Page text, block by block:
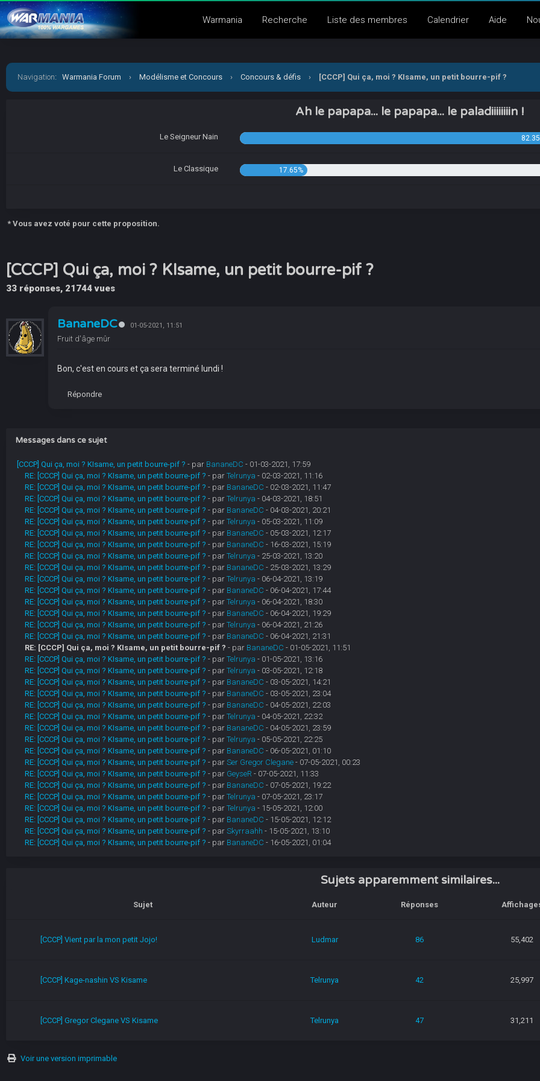
Warmania Recherche Liste des membres Calendrier Aide
Navigation: Warmania Forum › Modélisme et Concours › Concours & défis › [CCCP] Qui ça, moi ? KIsame, un petit bourre-pif ?
Ah le papapa... le papapa... le paladiiiiiiiin !
Le Seigneur Nain
Le Classique 17.65%
* Vous avez voté pour cette proposition.
[CCCP] Qui ça, moi ? KIsame, un petit bourre-pif ?
33 réponses, 21744 vues
BananeDC 01-05-2021, 11:51
Fruit d'âge mûr
Bon, c'est en cours et ça sera terminé lundi !
Répondre
Messages dans ce sujet
[CCCP] Qui ça, moi ? KIsame, un petit bourre-pif ? - par BananeDC - 01-03-2021, 17:59
RE: [CCCP] Qui ça, moi ? KIsame, un petit bourre-pif ? - par Telrunya - 02-03-2021, 11:16
RE: [CCCP] Qui ça, moi ? KIsame, un petit bourre-pif ? - par BananeDC - 02-03-2021, 11:47
RE: [CCCP] Qui ça, moi ? KIsame, un petit bourre-pif ? - par Telrunya - 04-03-2021, 18:51
RE: [CCCP] Qui ça, moi ? KIsame, un petit bourre-pif ? - par BananeDC - 04-03-2021, 20:21
RE: [CCCP] Qui ça, moi ? KIsame, un petit bourre-pif ? - par Telrunya - 05-03-2021, 11:09
RE: [CCCP] Qui ça, moi ? KIsame, un petit bourre-pif ? - par BananeDC - 05-03-2021, 12:17
RE: [CCCP] Qui ça, moi ? KIsame, un petit bourre-pif ? - par BananeDC - 16-03-2021, 15:19
RE: [CCCP] Qui ça, moi ? KIsame, un petit bourre-pif ? - par Telrunya - 25-03-2021, 13:20
RE: [CCCP] Qui ça, moi ? KIsame, un petit bourre-pif ? - par BananeDC - 25-03-2021, 13:29
RE: [CCCP] Qui ça, moi ? KIsame, un petit bourre-pif ? - par Telrunya - 06-04-2021, 13:19
RE: [CCCP] Qui ça, moi ? KIsame, un petit bourre-pif ? - par BananeDC - 06-04-2021, 17:44
RE: [CCCP] Qui ça, moi ? KIsame, un petit bourre-pif ? - par Telrunya - 06-04-2021, 18:30
RE: [CCCP] Qui ça, moi ? KIsame, un petit bourre-pif ? - par BananeDC - 06-04-2021, 19:29
RE: [CCCP] Qui ça, moi ? KIsame, un petit bourre-pif ? - par Telrunya - 06-04-2021, 21:26
RE: [CCCP] Qui ça, moi ? KIsame, un petit bourre-pif ? - par BananeDC - 06-04-2021, 21:31
RE: [CCCP] Qui ça, moi ? KIsame, un petit bourre-pif ? - par BananeDC - 01-05-2021, 11:51
RE: [CCCP] Qui ça, moi ? KIsame, un petit bourre-pif ? - par Telrunya - 01-05-2021, 13:16
RE: [CCCP] Qui ça, moi ? KIsame, un petit bourre-pif ? - par Telrunya - 03-05-2021, 12:18
RE: [CCCP] Qui ça, moi ? KIsame, un petit bourre-pif ? - par BananeDC - 03-05-2021, 14:21
RE: [CCCP] Qui ça, moi ? KIsame, un petit bourre-pif ? - par BananeDC - 03-05-2021, 23:04
RE: [CCCP] Qui ça, moi ? KIsame, un petit bourre-pif ? - par BananeDC - 04-05-2021, 22:03
RE: [CCCP] Qui ça, moi ? KIsame, un petit bourre-pif ? - par Telrunya - 04-05-2021, 22:32
RE: [CCCP] Qui ça, moi ? KIsame, un petit bourre-pif ? - par BananeDC - 04-05-2021, 23:59
RE: [CCCP] Qui ça, moi ? KIsame, un petit bourre-pif ? - par Telrunya - 05-05-2021, 22:25
RE: [CCCP] Qui ça, moi ? KIsame, un petit bourre-pif ? - par BananeDC - 06-05-2021, 01:10
RE: [CCCP] Qui ça, moi ? KIsame, un petit bourre-pif ? - par Ser Gregor Clegane- 07-05-2021, 00:23
RE: [CCCP] Qui ça, moi ? KIsame, un petit bourre-pif ? - par GeyseR - 07-05-2021, 11:33
RE: [CCCP] Qui ça, moi ? KIsame, un petit bourre-pif ? - par BananeDC - 07-05-2021, 19:22
RE: [CCCP] Qui ça, moi ? KIsame, un petit bourre-pif ? - par Telrunya - 07-05-2021, 23:17
RE: [CCCP] Qui ça, moi ? KIsame, un petit bourre-pif ? - par Telrunya - 15-05-2021, 12:00
RE: [CCCP] Qui ça, moi ? KIsame, un petit bourre-pif ? - par BananeDC - 15-05-2021, 12:12
RE: [CCCP] Qui ça, moi ? KIsame, un petit bourre-pif ? - par Skyrraahh - 15-05-2021, 13:10
RE: [CCCP] Qui ça, moi ? KIsame, un petit bourre-pif ? - par BananeDC - 16-05-2021, 01:04
Sujets apparemment similaires...
Sujet Auteur Réponses
[CCCP] Vient par la mon petit Jojo! Ludmar 86 55,402
[CCCP] Kage-nashin VS Kisame Telrunya 42 25,997
[CCCP] Gregor Clegane VS Kisame Telrunya 47 31,211
Voir une version imprimable